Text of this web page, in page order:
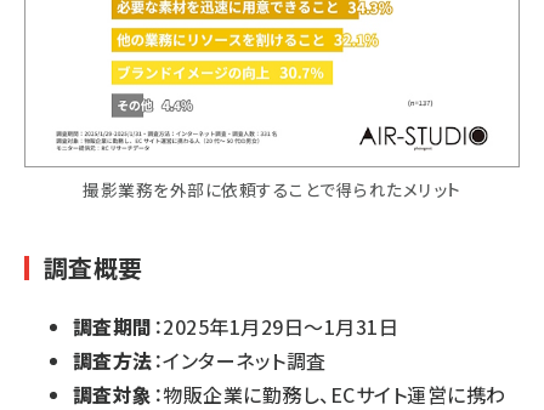
撮影業務を外部に依頼することで得られたメリット
調査概要
調査期間 ：2025年1月29日～1月31日
調査方法：インターネット調査
調査対象 ：物販企業に勤務し、ECサイト運営に携わ